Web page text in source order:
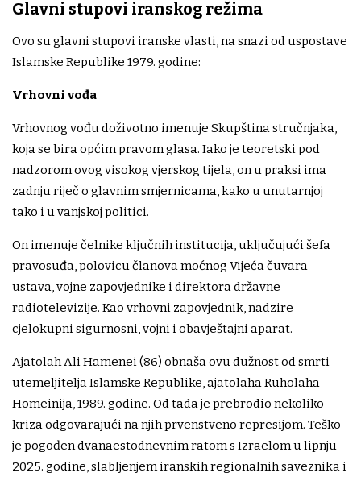
Glavni stupovi iranskog režima
Ovo su glavni stupovi iranske vlasti, na snazi od uspostave
Islamske Republike 1979. godine:
Vrhovni vođa
Vrhovnog vođu doživotno imenuje Skupština stručnjaka,
koja se bira općim pravom glasa. Iako je teoretski pod
nadzorom ovog visokog vjerskog tijela, on u praksi ima
zadnju riječ o glavnim smjernicama, kako u unutarnjoj
tako i u vanjskoj politici.
On imenuje čelnike ključnih institucija, uključujući šefa
pravosuđa, polovicu članova moćnog Vijeća čuvara
ustava, vojne zapovjednike i direktora državne
radiotelevizije. Kao vrhovni zapovjednik, nadzire
cjelokupni sigurnosni, vojni i obavještajni aparat.
Ajatolah Ali Hamenei (86) obnaša ovu dužnost od smrti
utemeljitelja Islamske Republike, ajatolaha Ruholaha
Homeinija, 1989. godine. Od tada je prebrodio nekoliko
kriza odgovarajući na njih prvenstveno represijom. Teško
je pogođen dvanaestodnevnim ratom s Izraelom u lipnju
2025. godine, slabljenjem iranskih regionalnih saveznika i